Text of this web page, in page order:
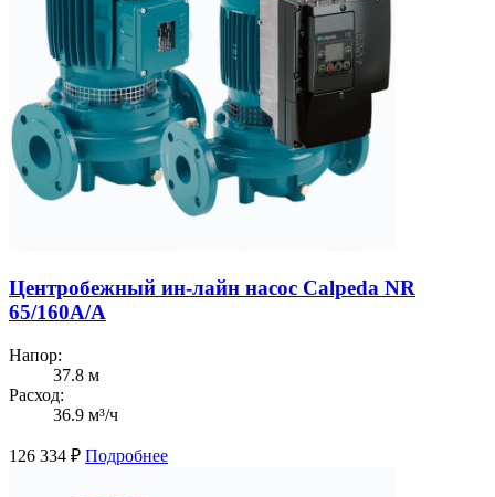
Центробежный ин-лайн насос Calpeda NR
65/160A/A
Напор:
37.8 м
Расход:
36.9 м³/ч
126 334 ₽ Подробнее